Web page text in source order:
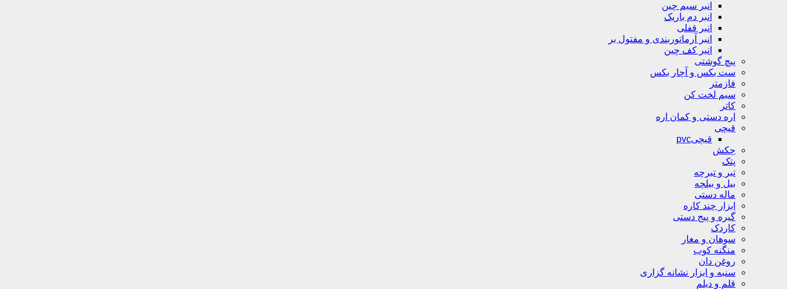
انبر سیم چین
انبر دم باریک
انبر قفلی
انبر آرماتوربندی و مفتول بر
انبر کف چین
پیچ گوشتی
ست بکس و آچار بکس
فازمتر
سیم لخت کن
کاتر
اره دستی و کمان اره
قیچی
قیچیpvc
چکش
پتک
تبر و تبرچه
بیل و بیلچه
ماله دستی
ابزار چند کاره
گیره و پیج دستی
کاردک
سوهان و مغار
منگنه کوب
روغن دان
سنبه و ابزار نشانه گزاری
قلم و دیلم